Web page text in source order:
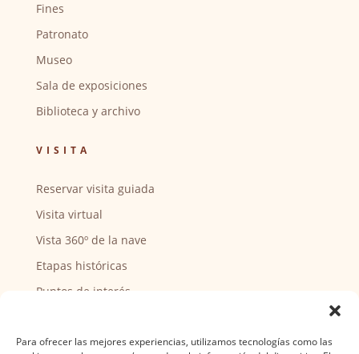
Para ofrecer las mejores experiencias, utilizamos tecnologías como las
Fines
Patronato
Museo
Sala de exposiciones
Biblioteca y archivo
VISITA
Reservar visita guiada
Visita virtual
Vista 360º de la nave
Etapas históricas
Puntos de interés